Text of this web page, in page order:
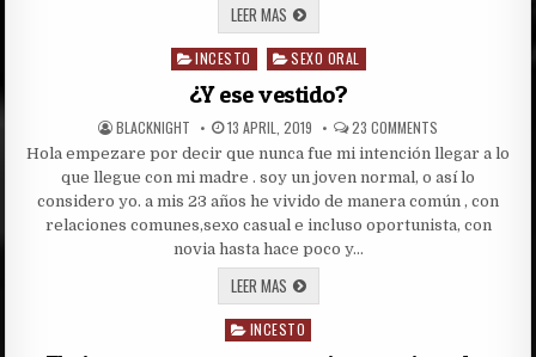
LEER MASLO
QUE
PROVOCO
LA
MENOPAUSIA
DE
MI
MUJER
Posted
INCESTO SEXO ORAL
¿Y ese vestido?
AUTHOR:
BLACKNIGHT PUBLISHED
DATE:
13 APRIL, 2019 23 COMMENTS
ESE
VESTIDO?
Hola empezare por decir que nunca fue mi intención llegar a lo
que llegue con mi madre . soy un joven normal, o así lo
considero yo. a mis 23 años he vivido de manera común , con
relaciones comunes,sexo casual e incluso oportunista, con
novia hasta hace poco y…
LEER MAS¿Y
ESE
VESTIDO?
Posted
INCESTO